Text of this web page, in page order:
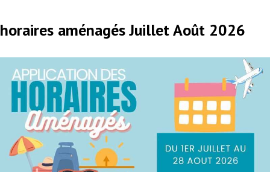
horaires aménagés Juillet Août 2026